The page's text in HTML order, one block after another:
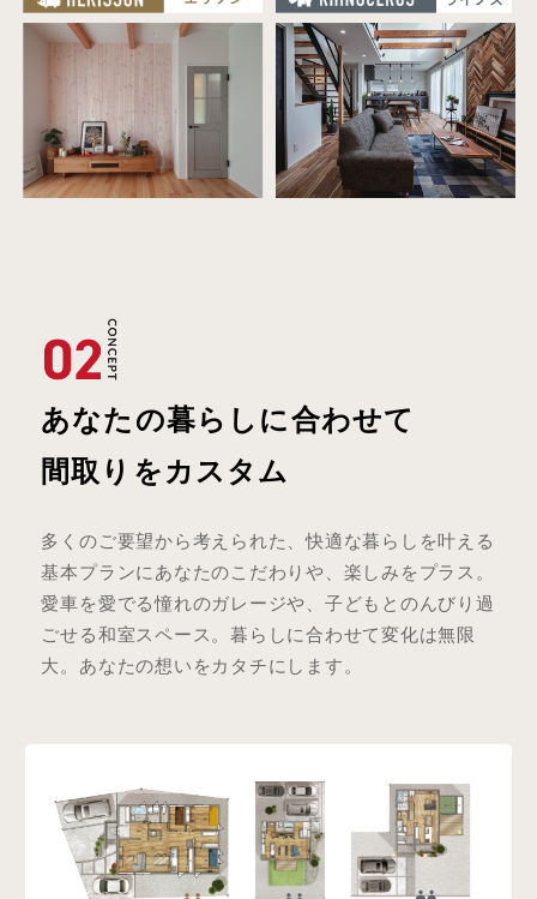
あなたの暮らしに合わせて
間取りをカスタム
多くのご要望から考えられた、快適な暮らしを叶える
基本プランにあなたのこだわりや、楽しみをプラス。
愛車を愛でる憧れのガレージや、子どもとのんびり過
ごせる和室スペース。暮らしに合わせて変化は無限
大。あなたの想いをカタチにします。